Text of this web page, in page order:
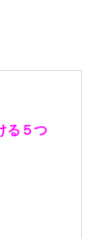
る５つ